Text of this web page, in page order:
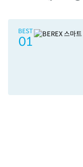
BEST
01